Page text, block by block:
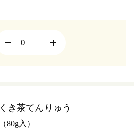
くき茶てんりゅう
（80g入）